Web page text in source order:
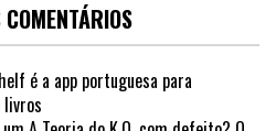
é a app portuguesa para
livros